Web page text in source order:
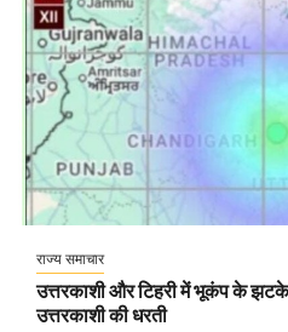
राज्य समाचार
उत्तरकाशी और टिहरी में भूकंप के
उत्तरकाशी की धरती